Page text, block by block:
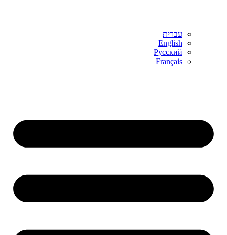
עברית
English
Русский
Français